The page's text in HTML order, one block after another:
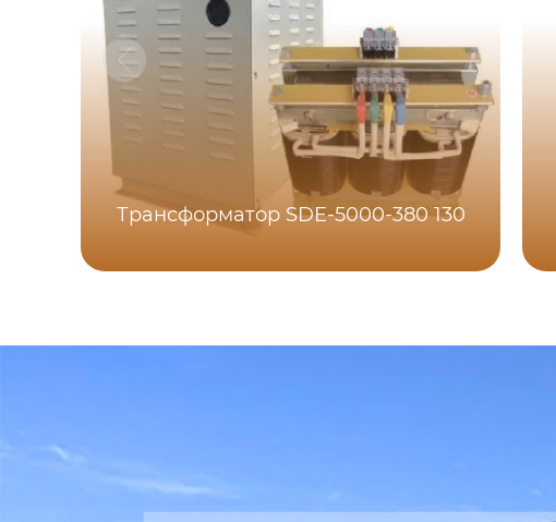
Трансформатор SDE-5000-380 130